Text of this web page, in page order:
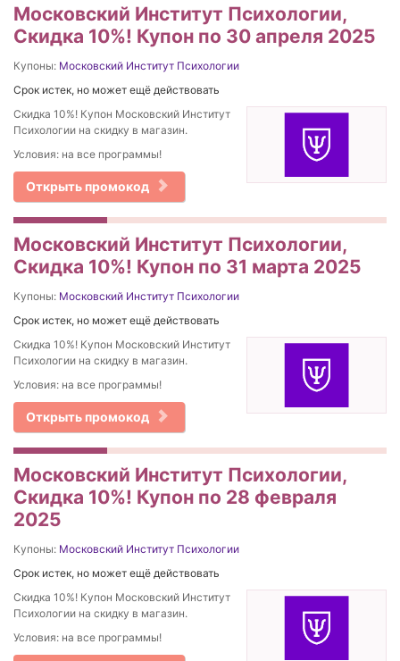
Московский Институт Психологии,
Скидка 10%! Купон по 30 апреля 2025
Купоны: Московский Институт Психологии
Срок истек, но может ещё действовать
Скидка 10%! Купон Московский Институт
Психологии на скидку в магазин.
Условия: на все программы!
Открыть промокод
Московский Институт Психологии,
Скидка 10%! Купон по 31 марта 2025
Купоны: Московский Институт Психологии
Срок истек, но может ещё действовать
Скидка 10%! Купон Московский Институт
Психологии на скидку в магазин.
Условия: на все программы!
Открыть промокод
Московский Институт Психологии,
Скидка 10%! Купон по 28 февраля
2025
Купоны: Московский Институт Психологии
Срок истек, но может ещё действовать
Скидка 10%! Купон Московский Институт
Психологии на скидку в магазин.
Условия: на все программы!